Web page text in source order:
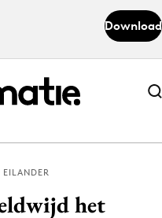
Download
Abonneer nu
Abonneer nu
EILANDER
het